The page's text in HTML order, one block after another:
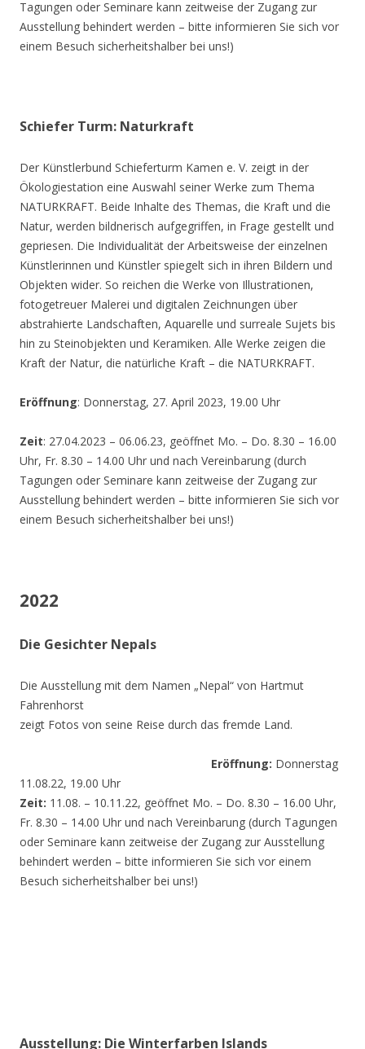
Tagungen oder Seminare kann zeitweise der Zugang zur
Ausstellung behindert werden – bitte informieren Sie sich vor
einem Besuch sicherheitshalber bei uns!)
Schiefer Turm: Naturkraft
Der Künstlerbund Schieferturm Kamen e. V. zeigt in der
Ökologiestation eine Auswahl seiner Werke zum Thema
NATURKRAFT. Beide Inhalte des Themas, die Kraft und die
Natur, werden bildnerisch aufgegriffen, in Frage gestellt und
gepriesen. Die Individualität der Arbeitsweise der einzelnen
Künstlerinnen und Künstler spiegelt sich in ihren Bildern und
Objekten wider. So reichen die Werke von Illustrationen,
fotogetreuer Malerei und digitalen Zeichnungen über
abstrahierte Landschaften, Aquarelle und surreale Sujets bis
hin zu Steinobjekten und Keramiken. Alle Werke zeigen die
Kraft der Natur, die natürliche Kraft – die NATURKRAFT.
Eröffnung: Donnerstag, 27. April 2023, 19.00 Uhr
Zeit: 27.04.2023 – 06.06.23, geöffnet Mo. – Do. 8.30 – 16.00
Uhr, Fr. 8.30 – 14.00 Uhr und nach Vereinbarung (durch
Tagungen oder Seminare kann zeitweise der Zugang zur
Ausstellung behindert werden – bitte informieren Sie sich vor
einem Besuch sicherheitshalber bei uns!)
2022
Die Gesichter Nepals
Die Ausstellung mit dem Namen „Nepal“ von Hartmut
Fahrenhorst
zeigt Fotos von seine Reise durch das fremde Land.
Eröffnung: Donnerstag
11.08.22, 19.00 Uhr
Zeit: 11.08. – 10.11.22, geöffnet Mo. – Do. 8.30 – 16.00 Uhr,
Fr. 8.30 – 14.00 Uhr und nach Vereinbarung (durch Tagungen
oder Seminare kann zeitweise der Zugang zur Ausstellung
behindert werden – bitte informieren Sie sich vor einem
Besuch sicherheitshalber bei uns!)
Ausstellung: Die Winterfarben Islands